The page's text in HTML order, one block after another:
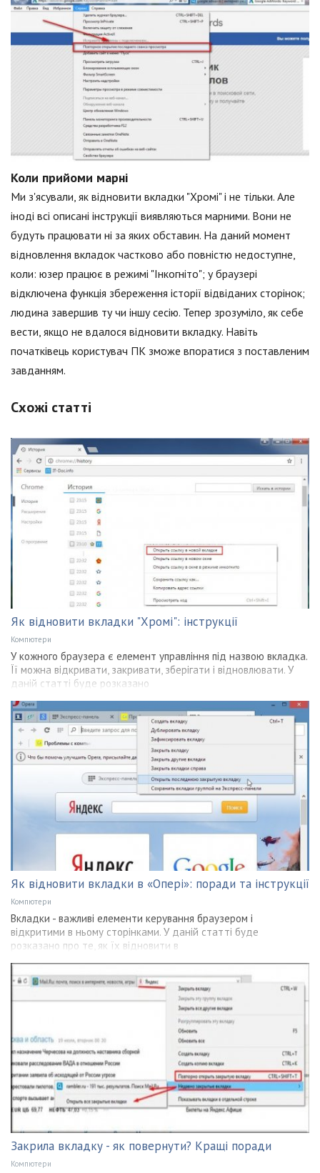
Коли прийоми марні
Ми з'ясували, як відновити вкладки "Хромі" і не тільки. Але
іноді всі описані інструкції виявляються марними. Вони не
будуть працювати ні за яких обставин. На даний момент
відновлення вкладок частково або повністю недоступне,
коли: юзер працює в режимі "Інкогніто"; у браузері
відключена функція збереження історії відвіданих сторінок;
людина завершив ту чи іншу сесію. Тепер зрозуміло, як себе
вести, якщо не вдалося відновити вкладку. Навіть
початківець користувач ПК зможе впоратися з поставленим
завданням.
Схожі статті
Як відновити вкладки "Хромі": інструкції
Компютери
У кожного браузера є елемент управління під назвою вкладка.
Її можна відкривати, закривати, зберігати і відновлювати. У
даній статті буде розказано
Як відновити вкладки в «Опері»: поради та інструкції
Компютери
Вкладки - важливі елементи керування браузером і
відкритими в ньому сторінками. У даній статті буде
розказано про те, як їх відновити в
Закрила вкладку - як повернути? Кращі поради
Компютери